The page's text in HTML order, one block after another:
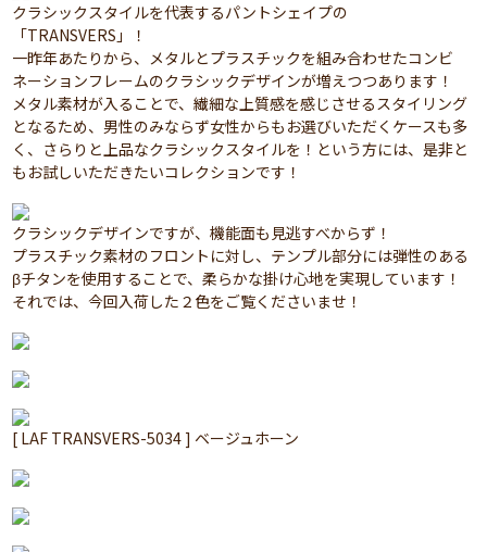
クラシックスタイルを代表するパントシェイプの
「TRANSVERS」！
一昨年あたりから、メタルとプラスチックを組み合わせたコンビ
ネーションフレームのクラシックデザインが増えつつあります！
メタル素材が入ることで、繊細な上質感を感じさせるスタイリング
となるため、男性のみならず女性からもお選びいただくケースも多
く、さらりと上品なクラシックスタイルを！という方には、是非と
もお試しいただきたいコレクションです！
クラシックデザインですが、機能面も見逃すべからず！
プラスチック素材のフロントに対し、テンプル部分には弾性のある
βチタンを使用することで、柔らかな掛け心地を実現しています！
それでは、今回入荷した２色をご覧くださいませ！
[ LAF TRANSVERS-5034 ] ベージュホーン